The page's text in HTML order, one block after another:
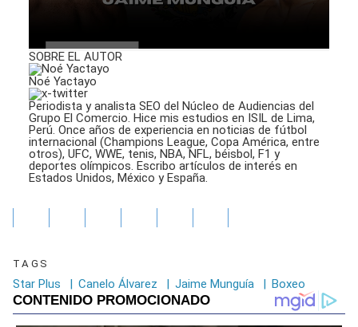
0
seconds
of
1
minute,
25
seconds
SOBRE EL AUTOR
Noé Yactayo
Periodista y analista SEO del Núcleo de Audiencias del
Grupo El Comercio. Hice mis estudios en ISIL de Lima,
Perú. Once años de experiencia en noticias de fútbol
internacional (Champions League, Copa América, entre
otros), UFC, WWE, tenis, NBA, NFL, béisbol, F1 y
deportes olímpicos. Escribo artículos de interés en
Estados Unidos, México y España.
TAGS
Star Plus | Canelo Álvarez | Jaime Munguía | Boxeo